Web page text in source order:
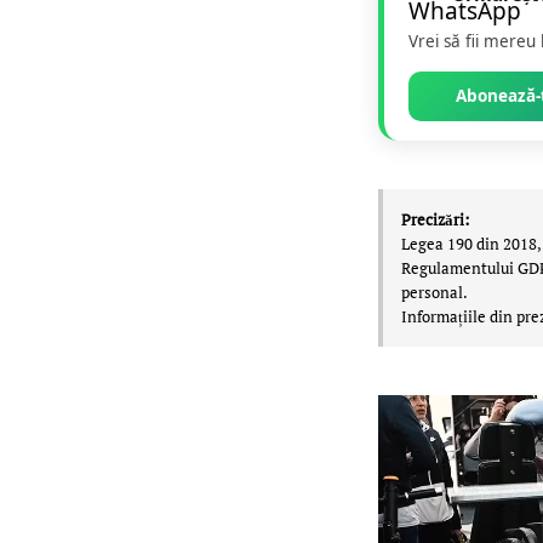
Vrei să fii
Precizări:
Legea 190 din
Regulamentului
personal.
Informațiile din